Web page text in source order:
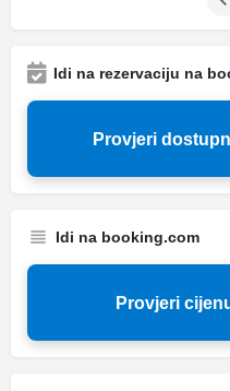
Idi na rezervaciju na
Provjeri
Idi na booking.com
Provjeri